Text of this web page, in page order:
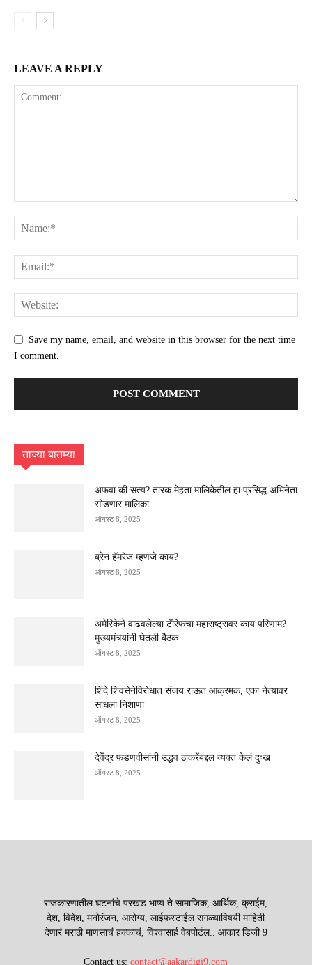
LEAVE A REPLY
Save my name, email, and website in this browser for the next time
I comment.
ताज्या बातम्या
अफवा की सत्य? तारक मेहता मालिकेतील हा प्रसिद्ध अभिनेता
सोडणार मालिका
ऑगस्ट 8, 2025
ब्रेन हॅमरेज म्हणजे काय?
ऑगस्ट 8, 2025
अमेरिकेने वाढवलेल्या टॅरिफचा महाराष्ट्रावर काय परिणाम?
मुख्यमंत्र्यांनी घेतली बैठक
ऑगस्ट 8, 2025
शिंदे शिवसेनेविरोधात संजय राऊत आक्रमक, एका नेत्यावर
साधला निशाणा
ऑगस्ट 8, 2025
देवेंद्र फडणवीसांनी उद्धव ठाकरेंबद्दल व्यक्त केलं दुःख
ऑगस्ट 8, 2025
राजकारणातील घटनांचे परखड भाष्य ते सामाजिक, आर्थिक, क्राईम,
देश, विदेश, मनोरंजन, आरोग्य, लाईफस्टाईल सगळ्याविषयी माहिती
देणारं मराठी माणसाचं हक्काचं, विश्वासार्ह वेबपोर्टल.. आकार डिजी 9
Contact us:contact@aakardigi9.com